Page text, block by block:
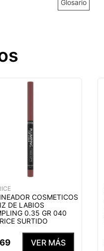
Glosario
COSMETICOS
DE LABIOS
0.35 GR 040
SURTIDO
69 VER MÁS